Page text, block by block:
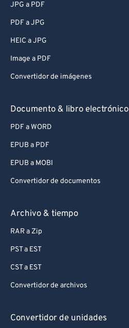
JPG a PDF
PDF a JPG
HEIC a JPG
Image a PDF
Convertidor de imágenes
Documento & libro electrónico
PDF a WORD
EPUB a PDF
EPUB a MOBI
Convertidor de documentos
Archivo & tiempo
RAR a Zip
PST a EST
CST a EST
Convertidor de archivos
Convertidor de unidades